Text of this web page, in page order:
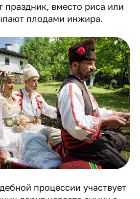
праздник, вместо риса или
плодами инжира.
процессии участвует